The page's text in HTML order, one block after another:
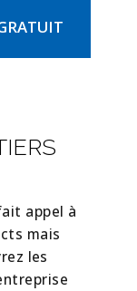
appel à
mais
les